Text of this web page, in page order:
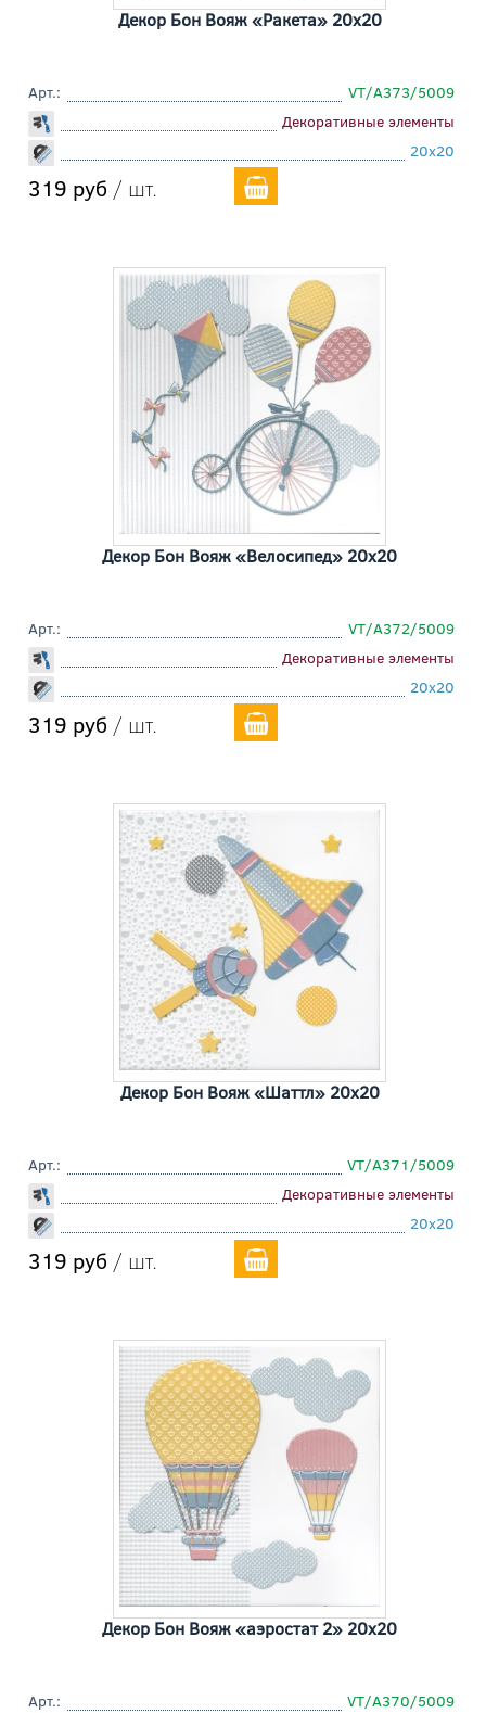
Декор Бон Вояж «Ракета» 20x20
Арт.:
VT/A373/5009
Декоративные элементы
20x20
319 руб / шт.
Декор Бон Вояж «Велосипед» 20x20
Арт.:
VT/A372/5009
Декоративные элементы
20x20
319 руб / шт.
Декор Бон Вояж «Шаттл» 20x20
Арт.:
VT/A371/5009
Декоративные элементы
20x20
319 руб / шт.
Декор Бон Вояж «аэростат 2» 20x20
Арт.:
VT/A370/5009